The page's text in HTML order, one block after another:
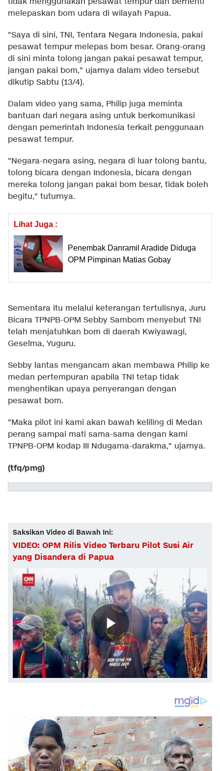
melepaskan bom udara di wilayah Papua.
"Saya di sini, TNI, Tentara Negara Indonesia, pakai
pesawat tempur melepas bom besar. Orang-orang
di sini minta tolong jangan pakai pesawat tempur,
jangan pakai bom," ujarnya dalam video tersebut
dikutip Sabtu (13/4).
Dalam video yang sama, Philip juga meminta
bantuan dari negara asing untuk berkomunikasi
dengan pemerintah Indonesia terkait penggunaan
pesawat tempur.
"Negara-negara asing, negara di luar tolong bantu,
tolong bicara dengan Indonesia, bicara dengan
mereka tolong jangan pakai bom besar, tidak boleh
begitu," tuturnya.
Lihat Juga :
Penembak Danramil Aradide Diduga
OPM Pimpinan Matias Gobay
Sementara itu melalui keterangan tertulisnya, Juru
Bicara TPNPB-OPM Sebby Sambom menyebut TNI
telah menjatuhkan bom di daerah Kwiyawagi,
Geselma, Yuguru.
Sebby lantas mengancam akan membawa Philip ke
medan pertempuran apabila TNI tetap tidak
menghentikan upaya penyerangan dengan
pesawat bom.
"Maka pilot ini kami akan bawah keliling di Medan
perang sampai mati sama-sama dengan kami
TPNPB-OPM kodap III Ndugama-darakma," ujarnya.
(tfq/pmg)
Saksikan Video di Bawah Ini:
VIDEO: OPM Rilis Video Terbaru Pilot Susi Air
yang Disandera di Papua